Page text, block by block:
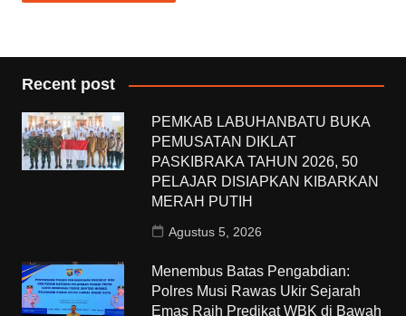
Recent post
PEMKAB LABUHANBATU BUKA
PEMUSATAN DIKLAT
PASKIBRAKA TAHUN 2026, 50
PELAJAR DISIAPKAN KIBARKAN
MERAH PUTIH
Agustus 5, 2026
Menembus Batas Pengabdian:
Polres Musi Rawas Ukir Sejarah
Emas Raih Predikat WBK di Bawah